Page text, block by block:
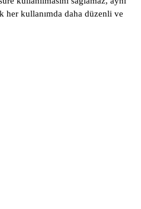
her kullanımda daha düzenli ve